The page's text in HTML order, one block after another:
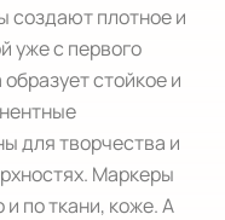
создают плотное и
уже с первого
стойкое и
для творчества и
Маркеры
по ткани, коже. А